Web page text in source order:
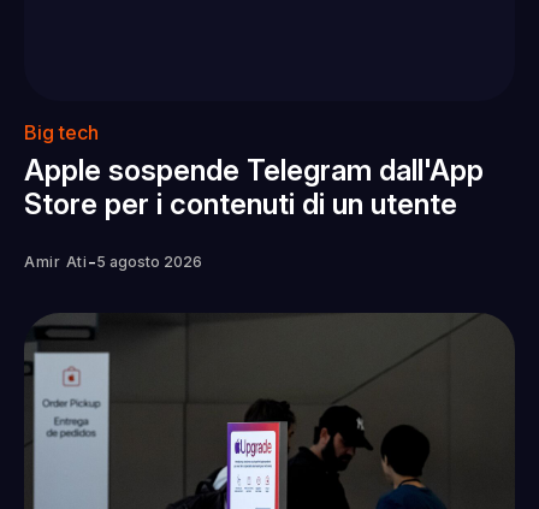
Big tech
Apple sospende Telegram dall'App
Store per i contenuti di un utente
Amir Ati -5 agosto 2026